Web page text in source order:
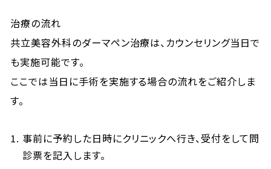
治療の流れ
共立美容外科のダーマペン治療は、カウンセリング当日で
も実施可能です。
ここでは当日に手術を実施する場合の流れをご紹介しま
す。
事前に予約した日時にクリニックへ行き、受付をして問
診票を記入します。